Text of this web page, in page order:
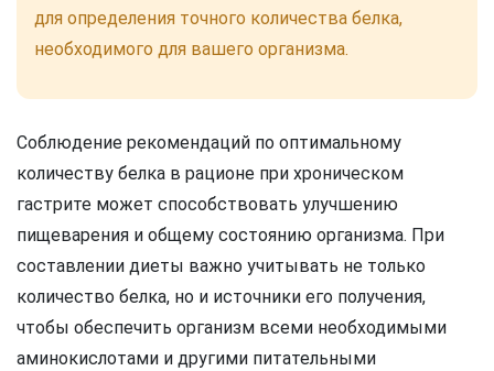
для определения точного количества белка,
необходимого для вашего организма.
Соблюдение рекомендаций по оптимальному
количеству белка в рационе при хроническом
гастрите может способствовать улучшению
пищеварения и общему состоянию организма. При
составлении диеты важно учитывать не только
количество белка, но и источники его получения,
чтобы обеспечить организм всеми необходимыми
аминокислотами и другими питательными